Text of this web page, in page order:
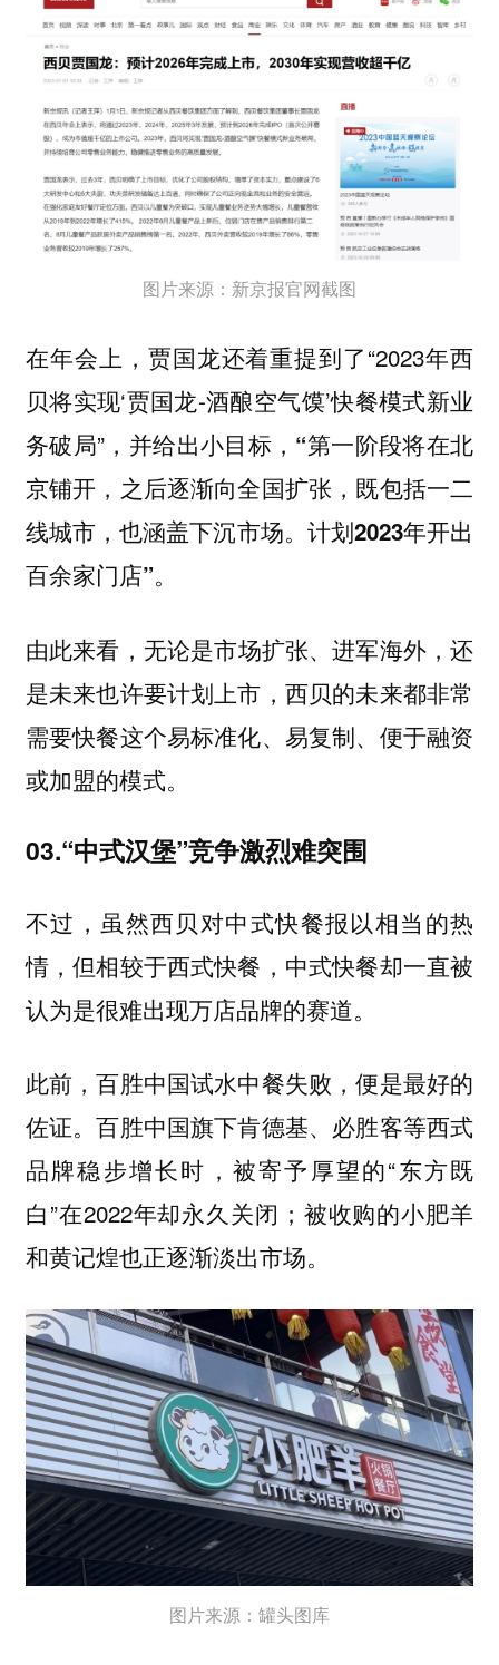
图片来源：新京报官网截图
在年会上，贾国龙还着重提到了“2023年西
贝将实现‘贾国龙-酒酿空气馍’快餐模式新业
务破局”，并给出小目标， “第一阶段将在北
京铺开，之后逐渐向全国扩张，既包括一二
线城市，也涵盖下沉市场。计划2023年开出
百余家门店”。
由此来看， 无论是市场扩张、进军海外，还
是未来也许要计划上市，西贝的未来都非常
需要快餐这个易标准化、易复制、便于融资
或加盟的模式。
03.“中式汉堡”竞争激烈难突围
不过， 虽然西贝对中式快餐报以相当的热
情，但相较于西式快餐，中式快餐却一直被
认为是很难出现万店品牌的赛道。
此前，百胜中国试水中餐失败，便是最好的
佐证。百胜中国旗下肯德基、必胜客等西式
品牌稳步增长时，被寄予厚望的“东方既
白”在2022年却永久关闭；被收购的小肥羊
和黄记煌也正逐渐淡出市场。
图片来源：罐头图库